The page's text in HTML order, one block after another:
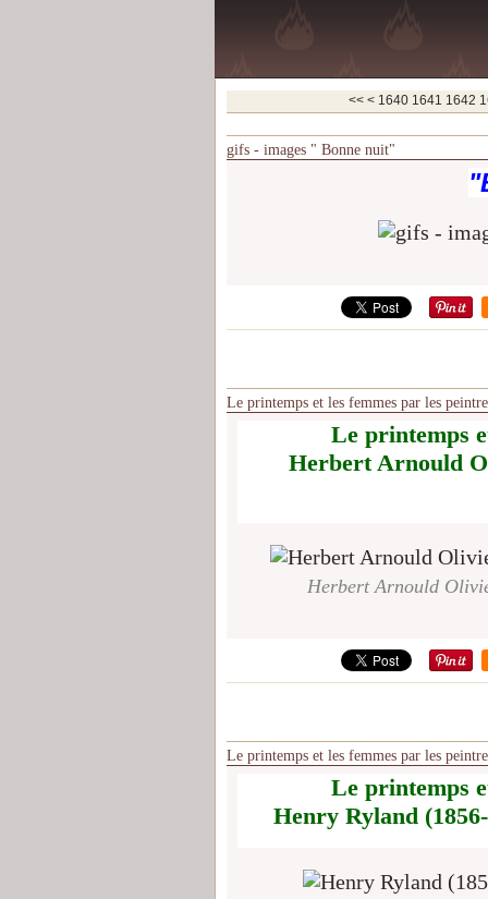
<< < 1600
1610
1620
1630
1640 1641 1642
gifs - images " Bonne nuit"
Le printemps et les femmes par les
Le printemps
Herbert Arnould
Herbert Arnould
Le printemps et les femmes par les
Le printemps
Henry Ryland